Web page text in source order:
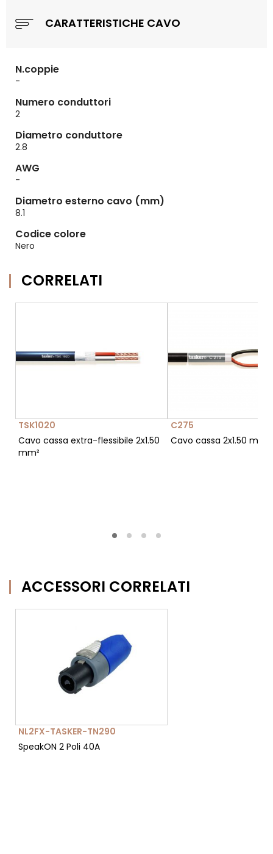
CARATTERISTICHE CAVO
N.coppie
-
Numero conduttori
2
Diametro conduttore
2.8
AWG
-
Diametro esterno cavo (mm)
8.1
Codice colore
Nero
CORRELATI
TSK1020
Cavo cassa extra-flessibile 2x1.50
mm²
C275
Cavo cassa 2x1.50 mm²
ACCESSORI CORRELATI
NL2FX-TASKER-TN290
SpeakON 2 Poli 40A